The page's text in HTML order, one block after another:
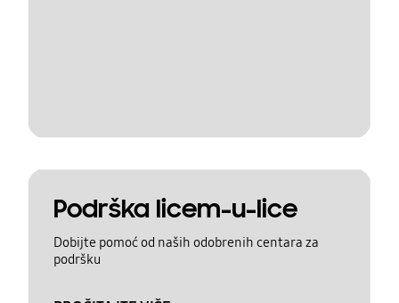
Podrška licem-u-lice
Dobijte pomoć od naših odobrenih centara za
podršku